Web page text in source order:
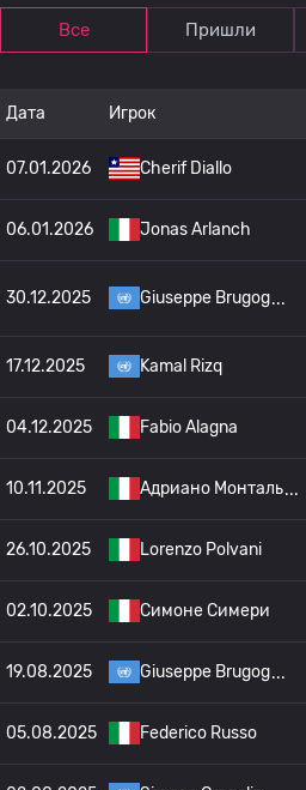
Все Пришли
Дата Игрок
07.01.2026 Cherif Diallo
06.01.2026 Jonas Arlanch
30.12.2025 Giuseppe Brugog
17.12.2025 Kamal Rizq
04.12.2025 Fabio Alagna
10.11.2025 Адриано Монталь
26.10.2025 Lorenzo Polvani
02.10.2025 Симоне Симери
19.08.2025 Giuseppe Brugog
05.08.2025 Federico Russo